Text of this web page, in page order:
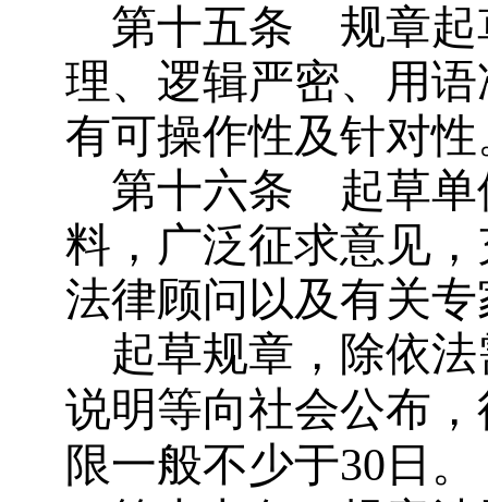
第十五条
规章
理、逻辑严密、用
有可操作性及针对性
第十六条
起草
料，广泛征求意见
法律顾问以及有关
起草规章，除依
说明等向社会公布
限一般不少于30日。